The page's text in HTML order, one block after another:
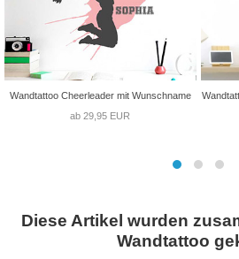
Wandtattoo Cheerleader mit Wunschname
ab 29,95 EUR
Diese Artikel wurden
Wandtattoo